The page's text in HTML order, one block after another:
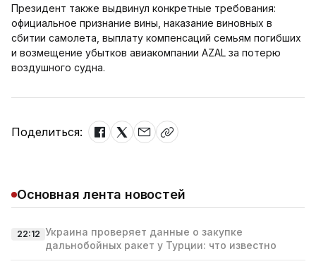
Президент также выдвинул конкретные требования:
официальное признание вины, наказание виновных в
сбитии самолета, выплату компенсаций семьям погибших
и возмещение убытков авиакомпании AZAL за потерю
воздушного судна.
Поделиться:
Основная лента новостей
22:12 Украина проверяет данные о закупке
дальнобойных ракет у Турции: что известно